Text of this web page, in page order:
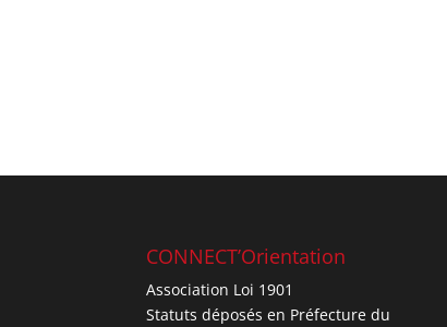
CONNECT’Orientation
Association Loi 1901
Statuts déposés en Préfecture du